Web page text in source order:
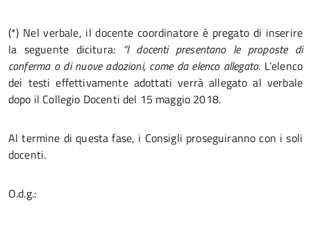
(*) Nel verbale, il docente coordinatore è pregato di inserire
la seguente dicitura: “I docenti presentano le proposte di
conferma o di nuove adozioni, come da elenco allegato. L’elenco
dei testi effettivamente adottati verrà allegato al verbale
dopo il Collegio Docenti del 15 maggio 2018.
Al termine di questa fase, i Consigli proseguiranno con i soli
docenti.
O.d.g.: